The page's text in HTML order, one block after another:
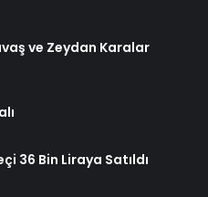
ve Zeydan Karalar
36 Bin Liraya Satıldı